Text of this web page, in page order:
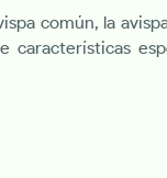
común, la